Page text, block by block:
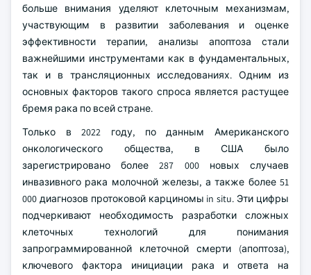
больше внимания уделяют клеточным механизмам,
участвующим в развитии заболевания и оценке
эффективности терапии, анализы апоптоза стали
важнейшими инструментами как в фундаментальных,
так и в трансляционных исследованиях. Одним из
основных факторов такого спроса является растущее
бремя рака по всей стране.
Только в 2022 году, по данным Американского
онкологического общества, в США было
зарегистрировано более 287 000 новых случаев
инвазивного рака молочной железы, а также более 51
000 диагнозов протоковой карциномы in situ. Эти цифры
подчеркивают необходимость разработки сложных
клеточных технологий для понимания
запрограммированной клеточной смерти (апоптоза),
ключевого фактора инициации рака и ответа на